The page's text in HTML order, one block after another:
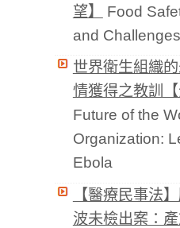
望】
Food
and Challenges
世界衛生組織
情獲得之教訓【
Future of the
Organization:
Ebola
【醫療民事法
波未檢出案：